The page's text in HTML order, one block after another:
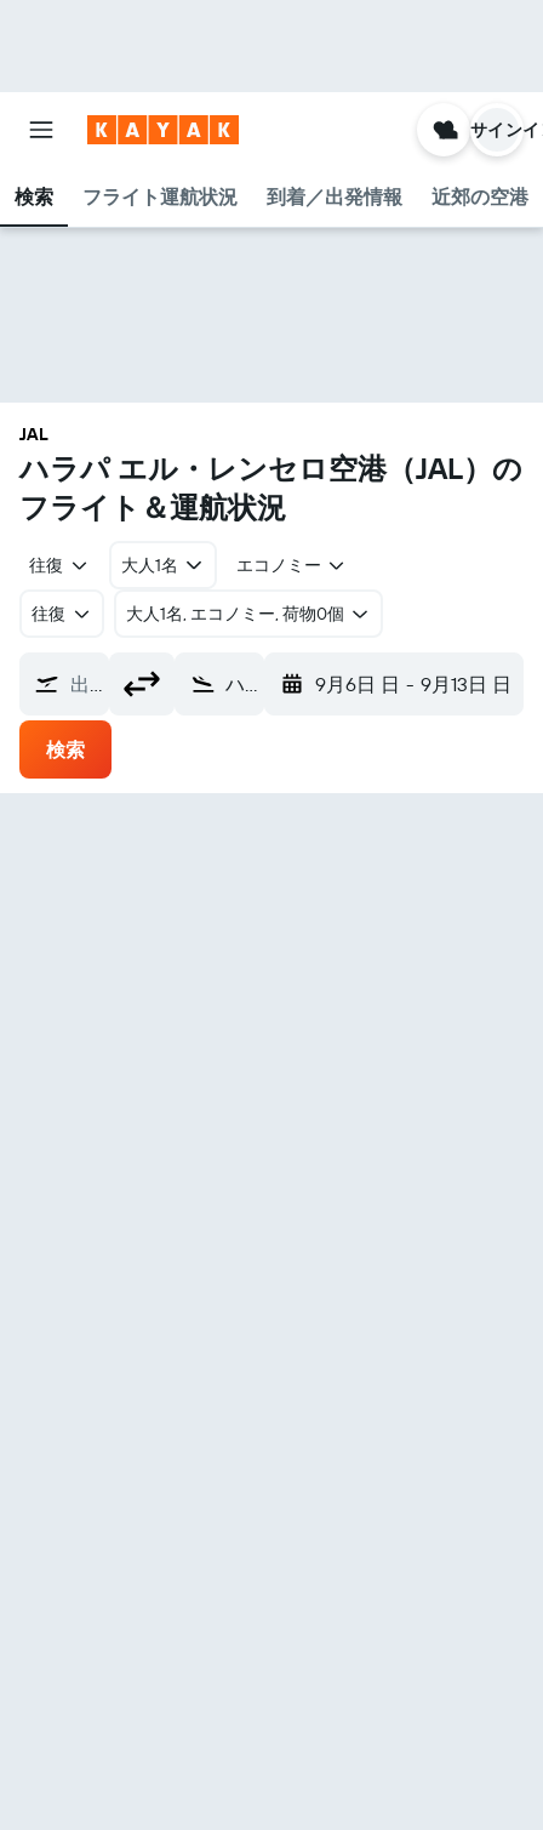
検索 フライト運航状況 到着／出発情報 近郊の空港
サイン
JAL
ハラパ エル・レンセロ空港​（JAL​）の
フライト＆運航状況
往復 大人1名 エコノミー
往復 ​大人1名, エコノミー, 荷物0個
出発地 ハラパ エル・レンセロ空港 (JAL) 9月6日 日 - 9月13日 日
検索